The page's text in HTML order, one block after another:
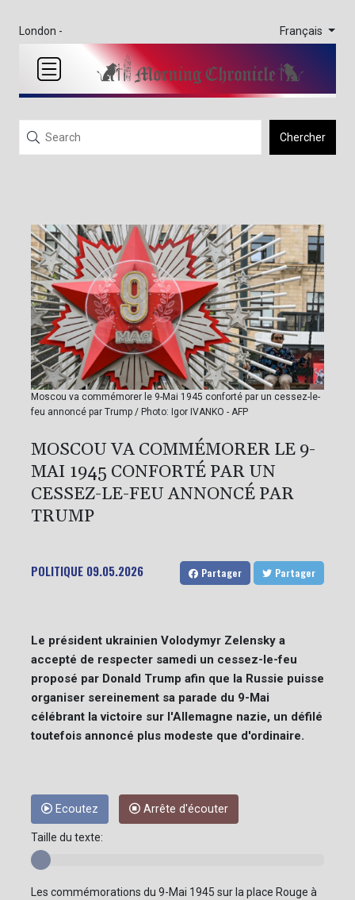
London - Français
Chercher
Moscou va commémorer le 9-Mai 1945 conforté par un cessez-le-
feu annoncé par Trump / Photo: Igor IVANKO - AFP
MOSCOU VA COMMÉMORER LE 9-
MAI 1945 CONFORTÉ PAR UN
CESSEZ-LE-FEU ANNONCÉ PAR
TRUMP
POLITIQUE 09.05.2026 Partager Partager
Le président ukrainien Volodymyr Zelensky a
accepté de respecter samedi un cessez-le-feu
proposé par Donald Trump afin que la Russie puisse
organiser sereinement sa parade du 9-Mai
célébrant la victoire sur l'Allemagne nazie, un défilé
toutefois annoncé plus modeste que d'ordinaire.
Ecoutez Arrête d'écouter
Taille du texte:
Les commémorations du 9-Mai 1945 sur la place Rouge à